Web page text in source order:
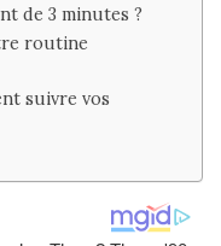
de 3 minutes ?
routine
suivre vos